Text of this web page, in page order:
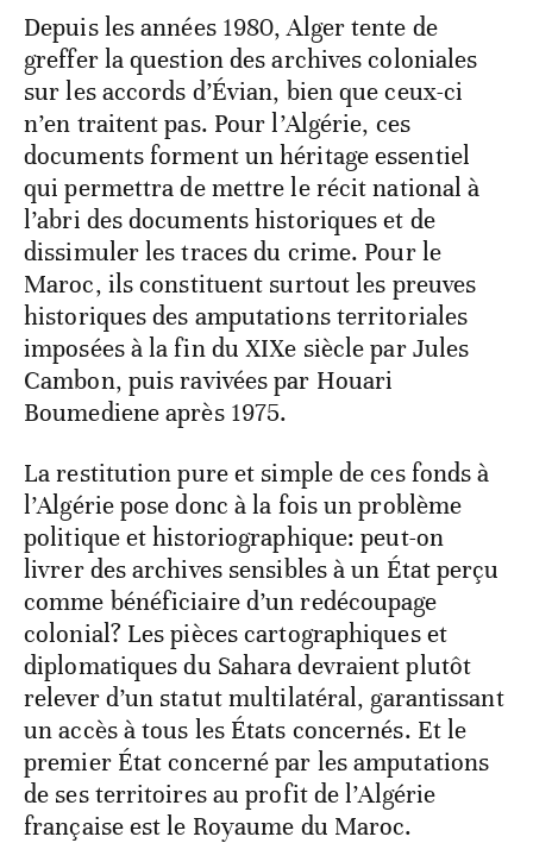
Depuis les années 1980, Alger tente de
greffer la question des archives coloniales
sur les accords d’Évian, bien que ceux-ci
n’en traitent pas. Pour l’Algérie, ces
documents forment un héritage essentiel
qui permettra de mettre le récit national à
l’abri des documents historiques et de
dissimuler les traces du crime. Pour le
Maroc, ils constituent surtout les preuves
historiques des amputations territoriales
imposées à la fin du XIXe siècle par Jules
Cambon, puis ravivées par Houari
Boumediene après 1975.
La restitution pure et simple de ces fonds à
l’Algérie pose donc à la fois un problème
politique et historiographique: peut-on
livrer des archives sensibles à un État perçu
comme bénéficiaire d’un redécoupage
colonial? Les pièces cartographiques et
diplomatiques du Sahara devraient plutôt
relever d’un statut multilatéral, garantissant
un accès à tous les États concernés. Et le
premier État concerné par les amputations
de ses territoires au profit de l’Algérie
française est le Royaume du Maroc.